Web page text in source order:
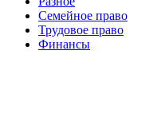
Семейное право
Трудовое право
Финансы